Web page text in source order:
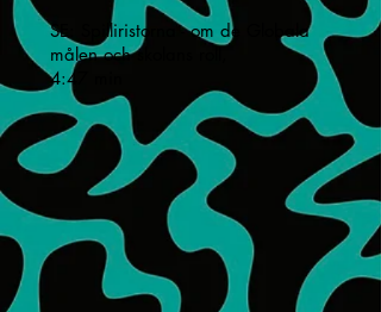
SE: Spilliristorna - om de Globala
målen och skolans roll,
4:47 min